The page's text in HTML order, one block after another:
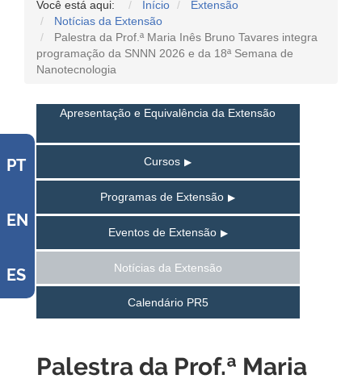
PT
EN
ES
Você está aqui: Início
Extensão
Notícias da Extensão
Palestra da Prof.ª Maria Inês Bruno Tavares integra
programação da SNNN 2026 e da 18ª Semana de
Nanotecnologia
Apresentação e Equivalência da Extensão
Cursos
Programas de Extensão
Eventos de Extensão
Notícias da Extensão
Calendário PR5
Palestra da Prof.ª Maria